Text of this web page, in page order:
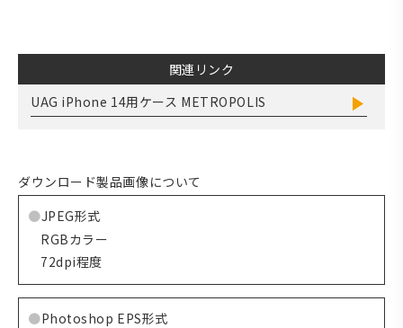
関連リンク
UAG iPhone 14用ケース METROPOLIS
ダウンロード製品画像について
JPEG形式
RGBカラー
72dpi程度
Photoshop EPS形式